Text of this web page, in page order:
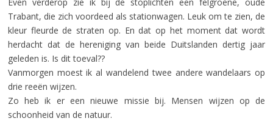
Even verderop zie ik bij de stoplichten een felgroene, oude
Trabant, die zich voordeed als stationwagen. Leuk om te zien, de
kleur fleurde de straten op. En dat op het moment dat wordt
herdacht dat de hereniging van beide Duitslanden dertig jaar
geleden is. Is dit toeval??
Vanmorgen moest ik al wandelend twee andere wandelaars op
drie reeën wijzen.
Zo heb ik er een nieuwe missie bij. Mensen wijzen op de
schoonheid van de natuur.